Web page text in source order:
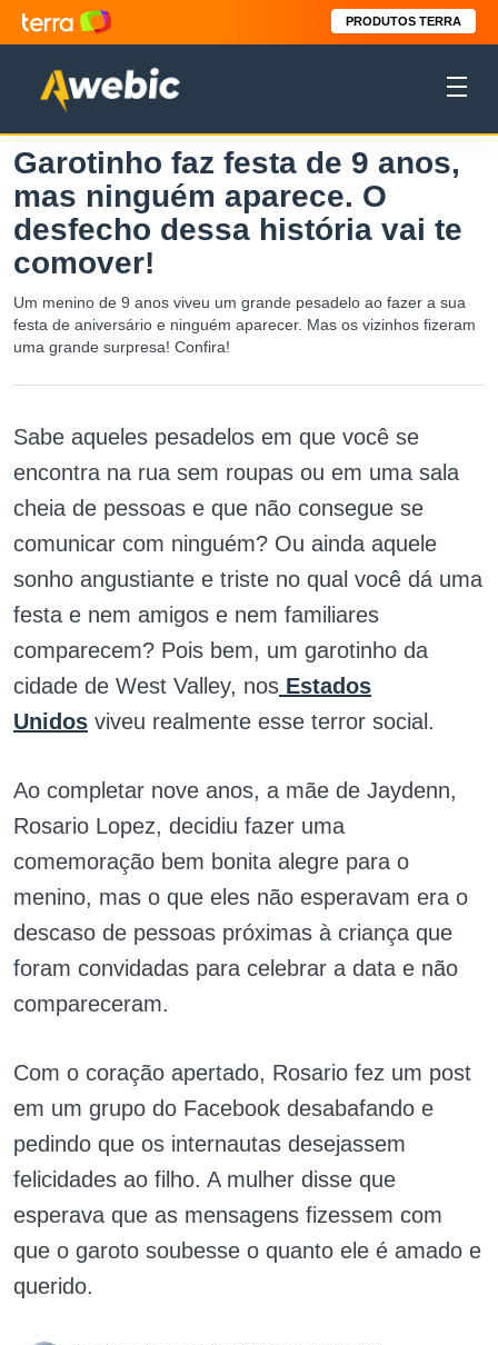
PRODUTOS TERRA
Garotinho faz festa de 9 anos,
mas ninguém aparece. O
desfecho dessa história vai te
comover!
Um menino de 9 anos viveu um grande pesadelo ao fazer a sua
festa de aniversário e ninguém aparecer. Mas os vizinhos fizeram
uma grande surpresa! Confira!
Sabe aqueles pesadelos em que você se
encontra na rua sem roupas ou em uma sala
cheia de pessoas e que não consegue se
comunicar com ninguém? Ou ainda aquele
sonho angustiante e triste no qual você dá uma
festa e nem amigos e nem familiares
comparecem? Pois bem, um garotinho da
cidade de West Valley, nos Estados
Unidos viveu realmente esse terror social.
Ao completar nove anos, a mãe de Jaydenn,
Rosario Lopez, decidiu fazer uma
comemoração bem bonita alegre para o
menino, mas o que eles não esperavam era o
descaso de pessoas próximas à criança que
foram convidadas para celebrar a data e não
compareceram.
Com o coração apertado, Rosario fez um post
em um grupo do Facebook desabafando e
pedindo que os internautas desejassem
felicidades ao filho. A mulher disse que
esperava que as mensagens fizessem com
que o garoto soubesse o quanto ele é amado e
querido.